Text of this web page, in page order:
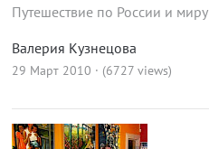
Путешествие по России и миру
Валерия Кузнецова
29 Март 2010 · (6727 views)